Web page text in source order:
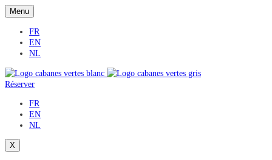
Menu
FR
EN
NL
Réserver
FR
EN
NL
X